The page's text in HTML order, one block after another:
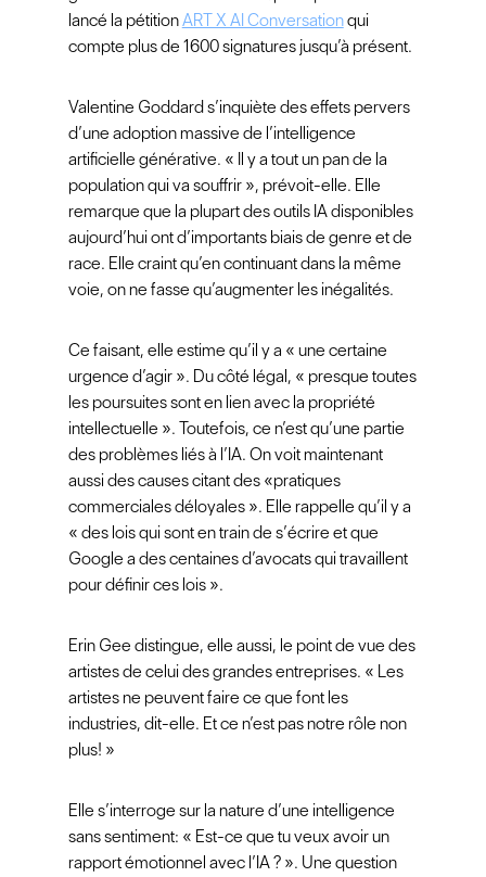
lancé la pétitionART X AI Conversationqui
compte plus de 1600 signatures jusqu’à présent.
Valentine Goddard s’inquiète des effets pervers
d’une adoption massive de l’intelligence
artificielle générative. « Il y a tout un pan de la
population qui va souffrir », prévoit-elle. Elle
remarque que la plupart des outils IA disponibles
aujourd’hui ont d’importants biais de genre et de
race. Elle craint qu’en continuant dans la même
voie, on ne fasse qu’augmenter les inégalités.
Ce faisant, elle estime qu’il y a « une certaine
urgence d’agir ». Du côté légal, « presque toutes
les poursuites sont en lien avec la propriété
intellectuelle ». Toutefois, ce n’est qu’une partie
des problèmes liés à l’IA. On voit maintenant
aussi des causes citant des «pratiques
commerciales déloyales ». Elle rappelle qu’il y a
« des lois qui sont en train de s’écrire et que
Google a des centaines d’avocats qui travaillent
pour définir ces lois ».
Erin Gee distingue, elle aussi, le point de vue des
artistes de celui des grandes entreprises. « Les
artistes ne peuvent faire ce que font les
industries, dit-elle. Et ce n’est pas notre rôle non
plus! »
Elle s’interroge sur la nature d’une intelligence
sans sentiment: « Est-ce que tu veux avoir un
rapport émotionnel avec l’IA ? ». Une question